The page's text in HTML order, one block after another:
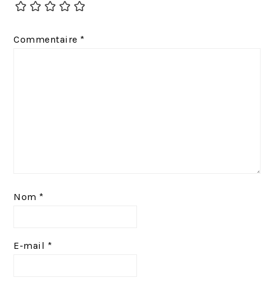
d
n
Commentaire *
Nom *
E-mail *